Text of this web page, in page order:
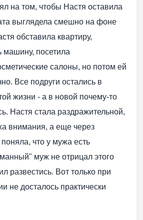
на том, чтобы Настя оставила
выглядела смешно на фоне
обставила квартиру,
машину, посетила
салоны, но потом ей
Все подруги остались в
жизни - а в новой почему-то
Настя стала раздражительной,
внимания, а еще через
что у мужа есть
муж не отрицал этого
развестись. Вот только при
не досталось практически